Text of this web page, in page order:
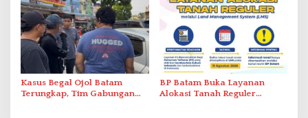
Kasus Begal Ojol Batam
Terungkap, Tim Gabungan
BP Batam Buka Layanan
Alokasi Tanah Reguler